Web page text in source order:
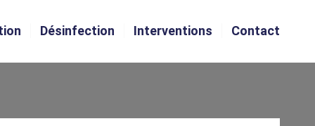
Désinfection Interventions Contact